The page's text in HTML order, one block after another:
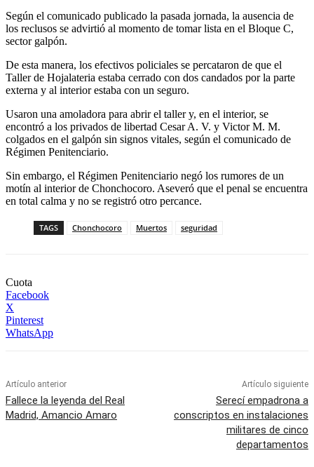
Según el comunicado publicado la pasada jornada, la ausencia de
los reclusos se advirtió al momento de tomar lista en el Bloque C,
sector galpón.
De esta manera, los efectivos policiales se percataron de que el
Taller de Hojalateria estaba cerrado con dos candados por la parte
externa y al interior estaba con un seguro.
Usaron una amoladora para abrir el taller y, en el interior, se
encontró a los privados de libertad Cesar A. V. y Victor M. M.
colgados en el galpón sin signos vitales, según el comunicado de
Régimen Penitenciario.
Sin embargo, el Régimen Penitenciario negó los rumores de un
motín al interior de Chonchocoro. Aseveró que el penal se encuentra
en total calma y no se registró otro percance.
TAGS Chonchocoro Muertos seguridad
Cuota
Facebook
X
Pinterest
WhatsApp
Artículo anterior
Fallece la leyenda del Real
Madrid, Amancio Amaro
Artículo siguiente
Serecí empadrona a
conscriptos en instalaciones
militares de cinco
departamentos